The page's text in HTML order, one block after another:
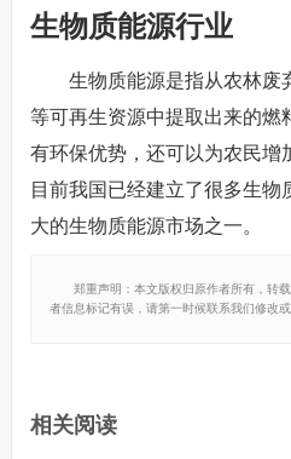
生物质能源行业
生物质能源是指从农林废
等可再生资源中提取出来的燃
有环保优势，还可以为农民增
目前我国已经建立了很多生物
大的生物质能源市场之一。
郑重声明：本文版权归原作者所有，转
者信息标记有误，请第一时候联系我们修改或
相关阅读